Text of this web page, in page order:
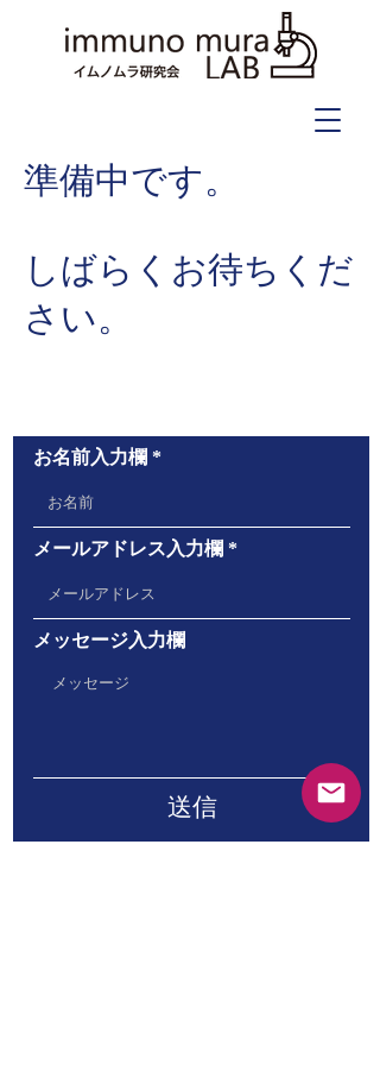
準備中です。
​しばらくお待ちくだ
さい。
お名前入力欄
メールアドレス入力欄
メッセージ入力欄
送信